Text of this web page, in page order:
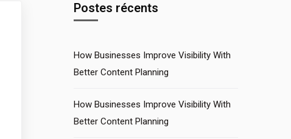
Postes récents
How Businesses Improve Visibility With
Better Content Planning
How Businesses Improve Visibility With
Better Content Planning